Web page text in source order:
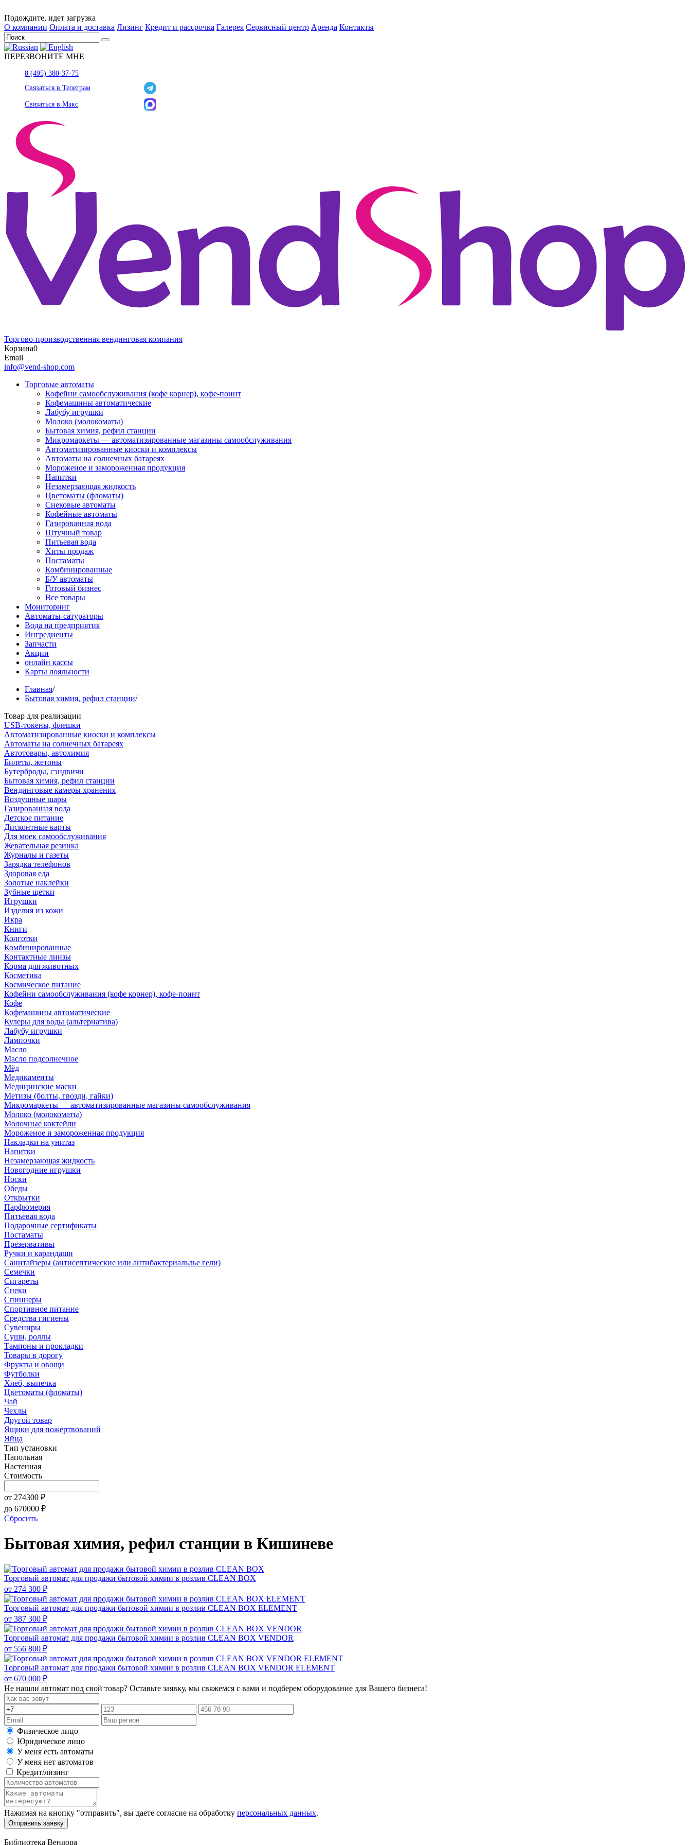
Подождите, идет загрузка
О компании Оплата и доставка Лизинг Кредит и рассрочка Галерея Сервисный центр Аренда Контакты
ПЕРЕЗВОНИТЕ МНЕ
8 (495) 380-37-75
Связаться в Телеграм
Связаться в Макс
Торгово-производственная вендинговая компания
Корзина0
Email
info@vend-shop.com
Торговые автоматы
Кофейни самообслуживания (кофе корнер), кофе-поинт
Кофемашины автоматические
Лабубу игрушки
Молоко (молокоматы)
Бытовая химия, рефил станции
Микромаркеты — автоматизированные магазины самообслуживания
Автоматизированные киоски и комплексы
Автоматы на солнечных батареях
Мороженое и замороженная продукция
Напитки
Незамерзающая жидкость
Цветоматы (фломаты)
Снековые автоматы
Кофейные автоматы
Газированная вода
Штучный товар
Питьевая вода
Хиты продаж
Постаматы
Комбинированные
Б/У автоматы
Готовый бизнес
Все товары
Мониторинг
Автоматы-сатураторы
Вода на предприятия
Ингредиенты
Запчасти
Акции
онлайн кассы
Карты лояльности
Главная/
Бытовая химия, рефил станции/
Товар для реализации
USB-токены, флешки
Автоматизированные киоски и комплексы
Автоматы на солнечных батареях
Автотовары, автохимия
Билеты, жетоны
Бутерброды, сэндвичи
Бытовая химия, рефил станции
Вендинговые камеры хранения
Воздушные шары
Газированная вода
Детское питание
Дисконтные карты
Для моек самообслуживания
Жевательная резинка
Журналы и газеты
Зарядка телефонов
Здоровая еда
Золотые наклейки
Зубные щетки
Игрушки
Изделия из кожи
Икра
Книги
Колготки
Комбинированные
Контактные линзы
Корма для животных
Косметика
Космическое питание
Кофейни самообслуживания (кофе корнер), кофе-поинт
Кофе
Кофемашины автоматические
Кулеры для воды (альтернатива)
Лабубу игрушки
Лампочки
Масло
Масло подсолнечное
Мёд
Медикаменты
Медицинские маски
Метизы (болты, гвозди, гайки)
Микромаркеты — автоматизированные магазины самообслуживания
Молоко (молокоматы)
Молочные коктейли
Мороженое и замороженная продукция
Накладки на унитаз
Напитки
Незамерзающая жидкость
Новогодние игрушки
Носки
Обеды
Открытки
Парфюмерия
Питьевая вода
Подарочные сертификаты
Постаматы
Презервативы
Ручки и карандаши
Санитайзеры (антисептические или антибактериальлье гели)
Семечки
Сигареты
Снеки
Спиннеры
Спортивное питание
Средства гигиены
Сувениры
Суши, роллы
Тампоны и прокладки
Товары в дорогу
Фрукты и овощи
Футболки
Хлеб, выпечка
Цветоматы (фломаты)
Чай
Чехлы
Другой товар
Ящики для пожертвований
Яйца
Тип установки
Напольная
Настенная
Стоимость
от 274300 ₽
до 670000 ₽
Сбросить
Бытовая химия, рефил станции в Кишиневе
Торговый автомат для продажи бытовой химии в розлив CLEAN BOX
от 274 300 ₽
Торговый автомат для продажи бытовой химии в розлив CLEAN BOX ELEMENT
от 387 300 ₽
Торговый автомат для продажи бытовой химии в розлив CLEAN BOX VENDOR
от 556 800 ₽
Торговый автомат для продажи бытовой химии в розлив CLEAN BOX VENDOR ELEMENT
от 670 000 ₽
Не нашли автомат под свой товар? Оставьте заявку, мы свяжемся с вами и подберем оборудование для Вашего бизнеса!
Физическое лицо
Юридическое лицо
У меня есть автоматы
У меня нет автоматов
Кредит/лизинг
Нажимая на кнопку "отправить", вы даете согласие на обработку персональных данных.
Отправить заявку
Библиотека Вендора